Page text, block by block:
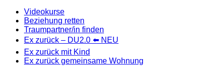
Videokurse
Beziehung retten
Traumpartner/in finden
Ex zurück – DU2.0 ⬅️ NEU
Ex zurück mit Kind
Ex zurück gemeinsame Wohnung